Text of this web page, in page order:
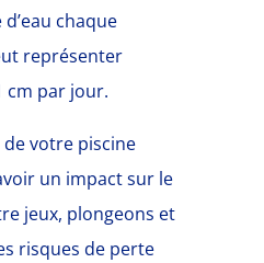
chaque
représenter
cm par jour.
votre piscine
un impact sur le
jeux, plongeons et
risques de perte